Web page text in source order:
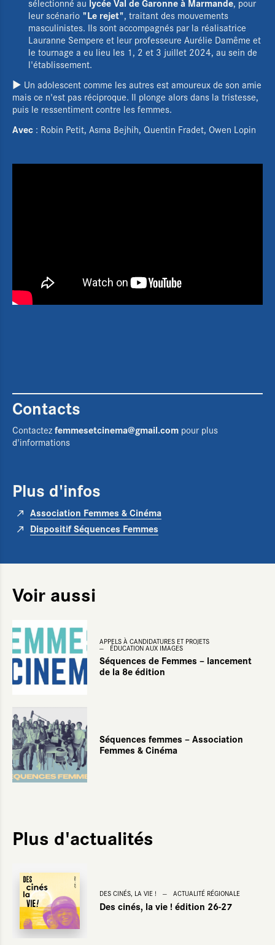
Le Pôle régional
L'Éducation aux images
Actualités
Agenda
Films d'atelier
Boîte à outils
sélectionné au lycée Val de Garonne à Marmande, pour
leur scénario "Le rejet", traitant des mouvements
masculinistes. Ils sont accompagnés par la réalisatrice
Lauranne Sempere et leur professeure Aurélie Damême et
le tournage a eu lieu les 1, 2 et 3 juillet 2024, au sein de
l'établissement.
► Un adolescent comme les autres est amoureux de son amie
mais ce n'est pas réciproque. Il plonge alors dans la tristesse,
puis le ressentiment contre les femmes.
Avec : Robin Petit, Asma Bejhih, Quentin Fradet, Owen Lopin
Contacts
Contactezfemmesetcinema@gmail.com pour plus
d'informations
Plus d'infos
Association Femmes & Cinéma
Dispositif Séquences Femmes
Voir aussi
APPELS À CANDIDATURES ET PROJETS
ÉDUCATION AUX IMAGES
Séquences de Femmes – lancement
de la 8e édition
Séquences femmes – Association
Femmes & Cinéma
Plus d'actualités
Temps scolaire
DES CINÉS, LA VIE ! ACTUALITÉ RÉGIONALE
Des cinés, la vie ! édition 26-27